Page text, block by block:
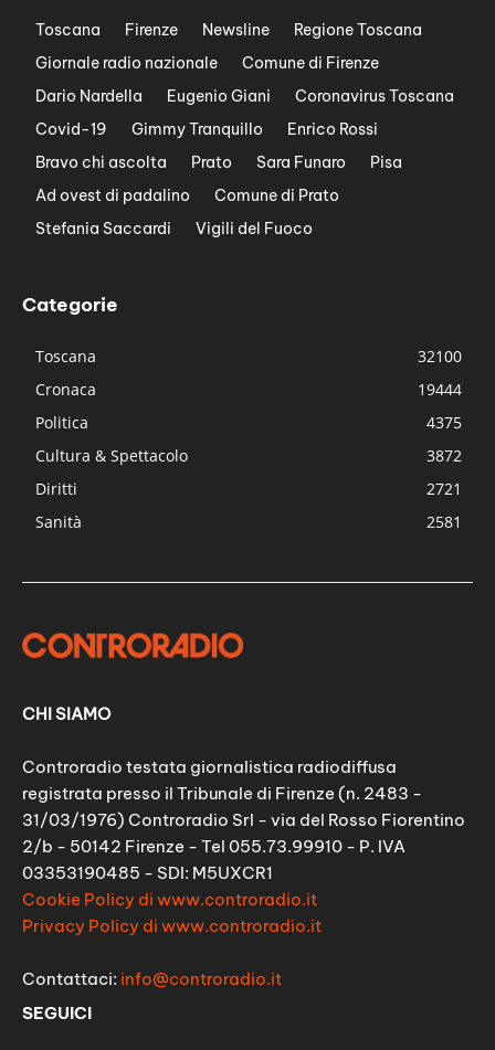
Toscana Firenze Newsline
Regione Toscana
Giornale radio nazionale
Comune di Firenze
Dario Nardella
Eugenio Giani
Coronavirus Toscana
Covid-19
Gimmy Tranquillo
Enrico Rossi
Bravo chi ascolta
Prato Sara Funaro
Pisa
Ad ovest di padalino
Comune di Prato
Stefania Saccardi
Vigili del Fuoco
Categorie
Toscana
32100
Cronaca
19444
Politica
4375
Cultura & Spettacolo
3872
Diritti
2721
Sanità
2581
CHI SIAMO
Controradio testata giornalistica radiodiffusa
registrata presso il Tribunale di Firenze (n. 2483 -
31/03/1976) Controradio Srl - via del Rosso Fiorentino
2/b - 50142 Firenze - Tel 055.73.99910 - P. IVA
03353190485 - SDI: M5UXCR1
Cookie Policy di www.controradio.it
Privacy Policy di www.controradio.it
Contattaci: info@controradio.it
SEGUICI